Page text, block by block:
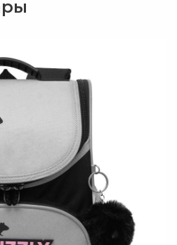
GRIZZLY.